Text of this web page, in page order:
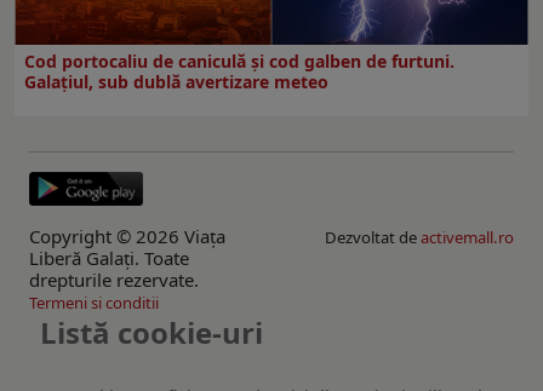
Cod portocaliu de caniculă și cod galben de furtuni.
Galațiul, sub dublă avertizare meteo
Copyright © 2026 Viaţa
Liberă Galaţi. Toate
drepturile rezervate.
Dezvoltat deactivemall.ro
Termeni si conditii
Listă cookie-uri